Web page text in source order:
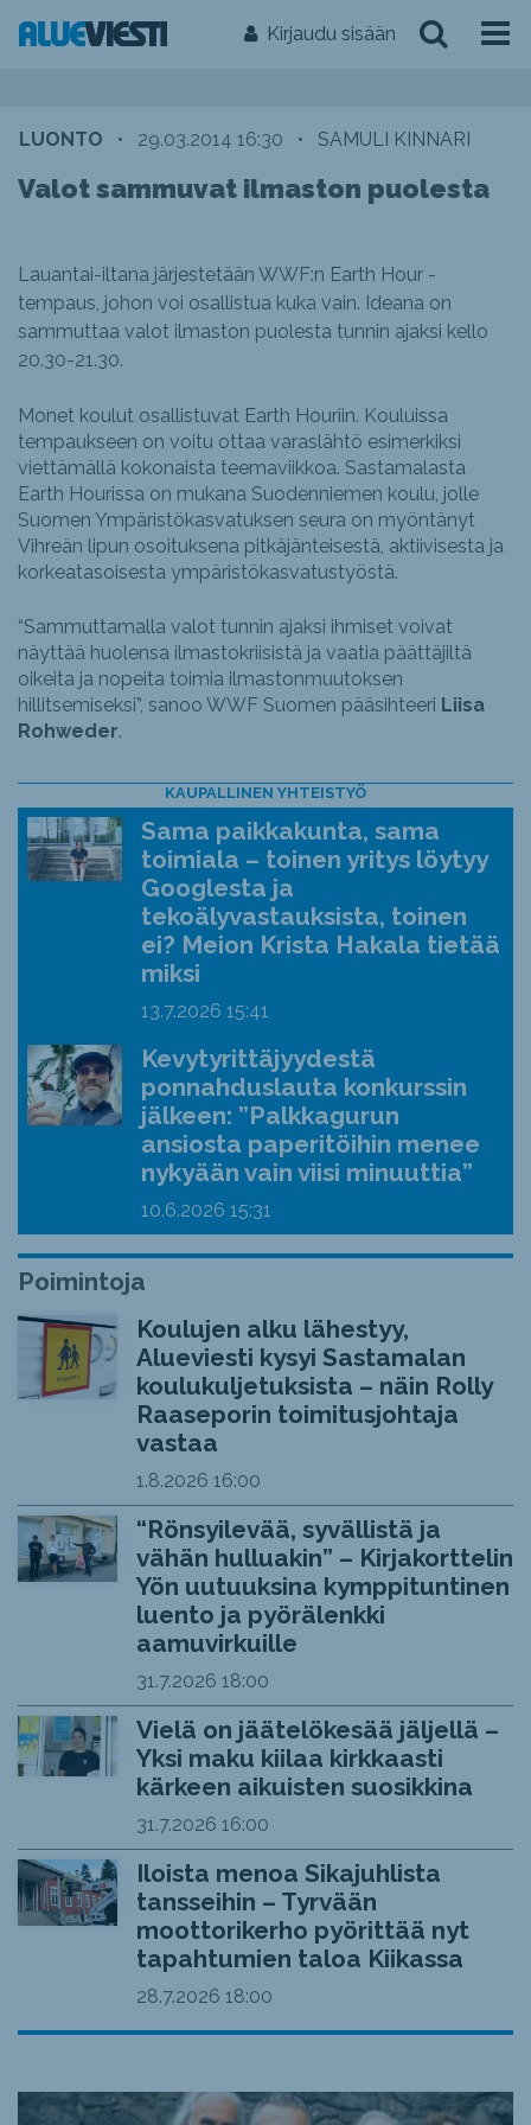
Kirjaudu sisään
LUONTO • 29.03.2014 16:30 • SAMULI KINNARI
Valot sammuvat ilmaston puolesta
Lauantai-iltana järjestetään WWF:n Earth Hour -
tempaus, johon voi osallistua kuka vain. Ideana on
sammuttaa valot ilmaston puolesta tunnin ajaksi kello
20.30-21.30.
Monet koulut osallistuvat Earth Houriin. Kouluissa
tempaukseen on voitu ottaa varaslähtö esimerkiksi
viettämällä kokonaista teemaviikkoa. Sastamalasta
Earth Hourissa on mukana Suodenniemen koulu, jolle
Suomen Ympäristökasvatuksen seura on myöntänyt
Vihreän lipun osoituksena pitkäjänteisestä, aktiivisesta ja
korkeatasoisesta ympäristökasvatustyöstä.
“Sammuttamalla valot tunnin ajaksi ihmiset voivat
näyttää huolensa ilmastokriisistä ja vaatia päättäjiltä
oikeita ja nopeita toimia ilmastonmuutoksen
hillitsemiseksi”, sanoo WWF Suomen pääsihteeri Liisa
Rohweder.
KAUPALLINEN YHTEISTYÖ
Sama paikkakunta, sama
toimiala – toinen yritys löytyy
Googlesta ja
tekoälyvastauksista, toinen
ei? Meion Krista Hakala tietää
miksi
13.7.2026 15:41
Kevytyrittäjyydestä
ponnahduslauta konkurssin
jälkeen: ”Palkkagurun
ansiosta paperitöihin menee
nykyään vain viisi minuuttia”
10.6.2026 15:31
Poimintoja
Koulujen alku lähestyy,
Alueviesti kysyi Sastamalan
koulukuljetuksista – näin Rolly
Raaseporin toimitusjohtaja
vastaa
1.8.2026 16:00
“Rönsyilevää, syvällistä ja
vähän hulluakin” – Kirjakorttelin
Yön uutuuksina kymppituntinen
luento ja pyörälenkki
aamuvirkuille
31.7.2026 18:00
Vielä on jäätelökesää jäljellä –
Yksi maku kiilaa kirkkaasti
kärkeen aikuisten suosikkina
31.7.2026 16:00
Iloista menoa Sikajuhlista
tansseihin – Tyrvään
moottorikerho pyörittää nyt
tapahtumien taloa Kiikassa
28.7.2026 18:00